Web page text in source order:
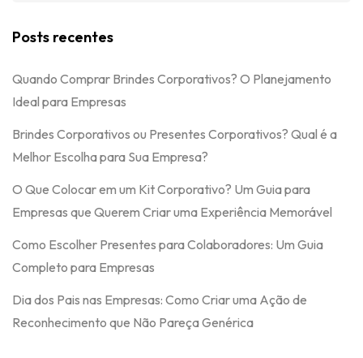
Posts recentes
Quando Comprar Brindes Corporativos? O Planejamento
Ideal para Empresas
Brindes Corporativos ou Presentes Corporativos? Qual é a
Melhor Escolha para Sua Empresa?
O Que Colocar em um Kit Corporativo? Um Guia para
Empresas que Querem Criar uma Experiência Memorável
Como Escolher Presentes para Colaboradores: Um Guia
Completo para Empresas
Dia dos Pais nas Empresas: Como Criar uma Ação de
Reconhecimento que Não Pareça Genérica